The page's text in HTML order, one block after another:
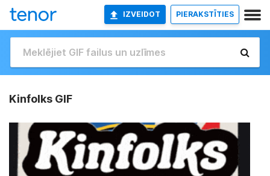
IZVEIDOT PIERAKSTĪTIES
Kinfolks GIF